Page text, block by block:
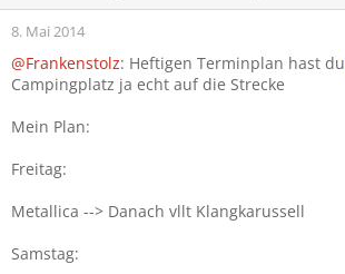
8. Mai 2014
@Frankenstolz: Heftigen Terminplan hast du
Campingplatz ja echt auf die Strecke
Mein Plan:
Freitag:
Metallica --> Danach vllt Klangkarussell
Samstag: